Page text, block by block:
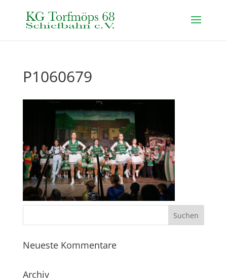
P1060679
Neueste Kommentare
Archiv